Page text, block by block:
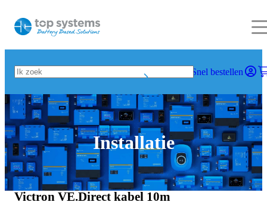
Snel bestellen
Installatie
Victron VE.Direct kabel 10m